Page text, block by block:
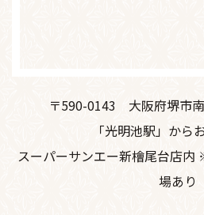
〒590-0143 大阪府堺市
「光明池駅」から
スーパーサンエー新檜尾台店
場あり